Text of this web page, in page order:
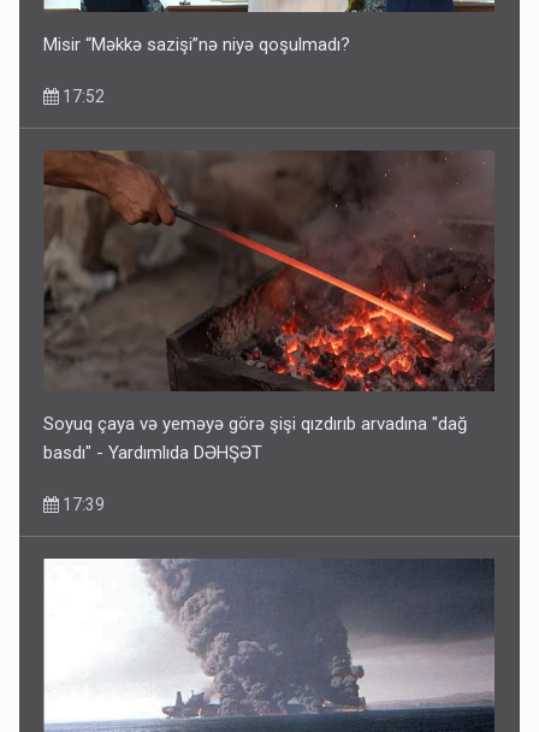
Pakistan prezidentindən Azərbaycanla bağlı açıqlama
13:58
Misir “Məkkə sazişi”nə niyə qoşulmadı?
17:52
Soyuq çaya və yeməyə görə şişi qızdırıb arvadına "dağ
basdı" - Yardımlıda DƏHŞƏT
17:39